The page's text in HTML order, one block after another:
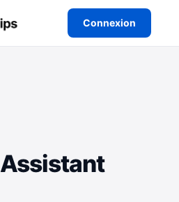
Connexion